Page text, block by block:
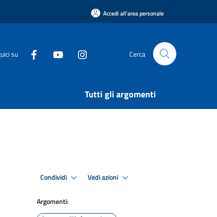
Accedi all'area personale
su Cerca
Tutti gli argomenti
Condividi Vedi azioni
Argomenti: